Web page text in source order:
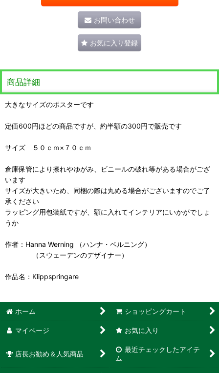
お問い合わせ
お気に入り登録
商品詳細
大きなサイズのポスターです
定価600円ほどの商品ですが、約半額の300円で販売です
サイズ ５０ｃｍ×７０ｃｍ
倉庫保管により擦れやゆがみ、ビニールの破れ等がある場合がござ
います
サイズが大きいため、同梱の際は丸める場合がございますのでご了
承ください
ラッピング用包装紙ですが、額に入れてインテリアにいかがでしょ
うか
作者：Hanna Werning （ハンナ・ベルニング）
（スウェーデンのデザイナー）
作品名：Klippspringare
ホーム ショッピングカート
マイページ お気に入り
店長お勧め＆人気商品
最近チェックしたアイテ
ム